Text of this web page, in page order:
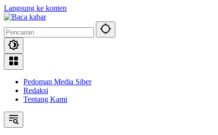
Langsung ke konten
Pedoman Media Siber
Redaksi
Tentang Kami